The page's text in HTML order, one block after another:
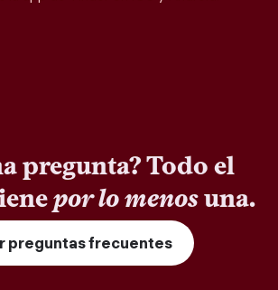
pregunta? Todo el
por lo menosuna.
preguntas frecuentes